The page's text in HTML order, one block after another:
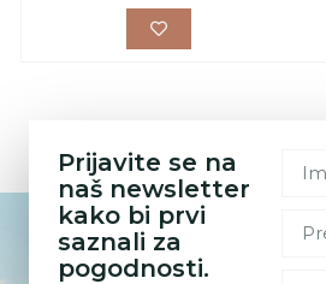
Prijavite se na
naš newsletter
kako bi prvi
saznali za
pogodnosti.